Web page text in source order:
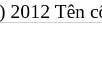
2012 Tên